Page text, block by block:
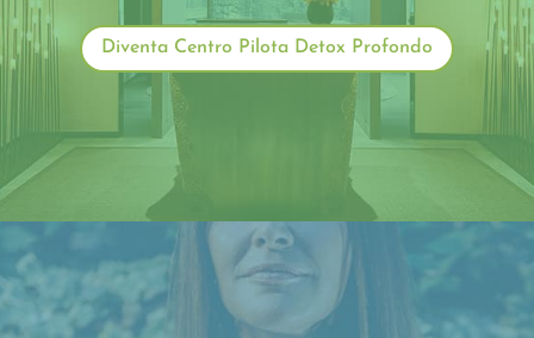
Diventa Centro Pilota Detox Profondo